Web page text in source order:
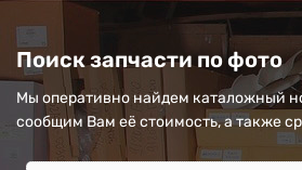
Поиск запчасти по фото
Мы оперативно найдем каталожный
сообщим Вам её стоимость, а также